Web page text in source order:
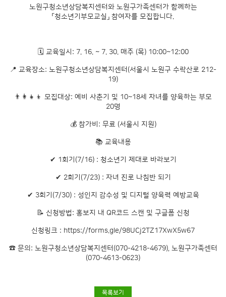
노원구청소년상담복지센터와 노원구가족센터가 함께하는
「청소년기부모교실」 참여자를 모집합니다.
🗓 교육일시: 7. 16. ~ 7. 30. 매주 (목) 10:00~12:00
📍 교육장소: 노원구청소년상담복지센터(서울시 노원구 수락산로 212-
19)
👨‍👩‍👧‍👦 모집대상: 예비 사춘기 및 10~18세 자녀를 양육하는 부모
20명
💰 참가비: 무료 (서울시 지원)
📚 교육내용
✔ 1회기(7/16) : 청소년기 제대로 바라보기
✔ 2회기(7/23) : 자녀 진로 나침반 되기
✔ 3회기(7/30) : 성인지 감수성 및 디지털 양육력 예방교육
📝 신청방법: 홍보지 내 QR코드 스캔 및 구글폼 신청
신청링크 : https://forms.gle/98UCj2TZ17XwX5w67
☎ 문의: 노원구청소년상담복지센터(070-4218-4679), 노원구가족센터
(070-4613-0623)
목록보기